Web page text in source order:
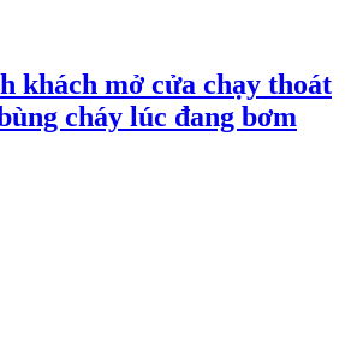
khách mở cửa chạy thoát
cháy lúc đang bơm